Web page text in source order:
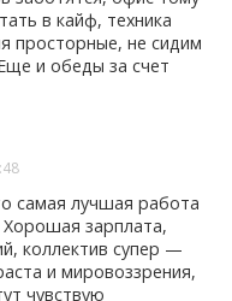
в кайф, техника
просторные, не сидим
и обеды за счет
самая лучшая работа
Хорошая зарплата,
коллектив супер —
и мировоззрения,
чувствую